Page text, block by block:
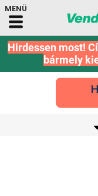
Hirdessen most!
bármely